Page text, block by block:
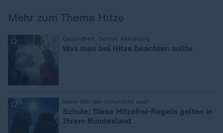
Mehr zum Thema Hitze
Gesundheit, Schlaf, Abkühlung
Was man bei Hitze beachten sollte
Wann fällt der Unterricht aus?
Schule: Diese Hitzefrei-Regeln gelten in
Ihrem Bundesland